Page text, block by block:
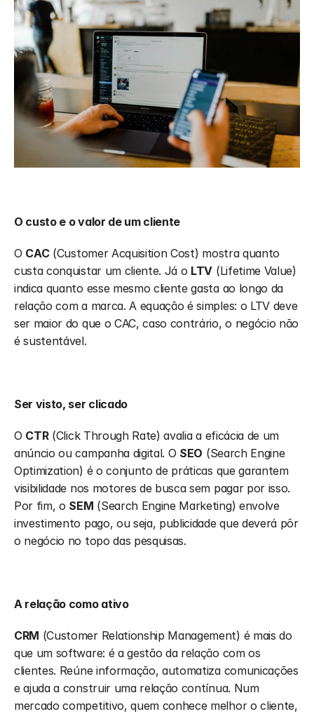
O custo e o valor de um cliente
O CAC (Customer Acquisition Cost) mostra quanto
custa conquistar um cliente. Já o LTV (Lifetime Value)
indica quanto esse mesmo cliente gasta ao longo da
relação com a marca. A equação é simples: o LTV deve
ser maior do que o CAC, caso contrário, o negócio não
é sustentável.
Ser visto, ser clicado
O CTR (Click Through Rate) avalia a eficácia de um
anúncio ou campanha digital. O SEO (Search Engine
Optimization) é o conjunto de práticas que garantem
visibilidade nos motores de busca sem pagar por isso.
Por fim, o SEM (Search Engine Marketing) envolve
investimento pago, ou seja, publicidade que deverá pôr
o negócio no topo das pesquisas.
A relação como ativo
CRM (Customer Relationship Management) é mais do
que um software: é a gestão da relação com os
clientes. Reúne informação, automatiza comunicações
e ajuda a construir uma relação contínua. Num
mercado competitivo, quem conhece melhor o cliente,